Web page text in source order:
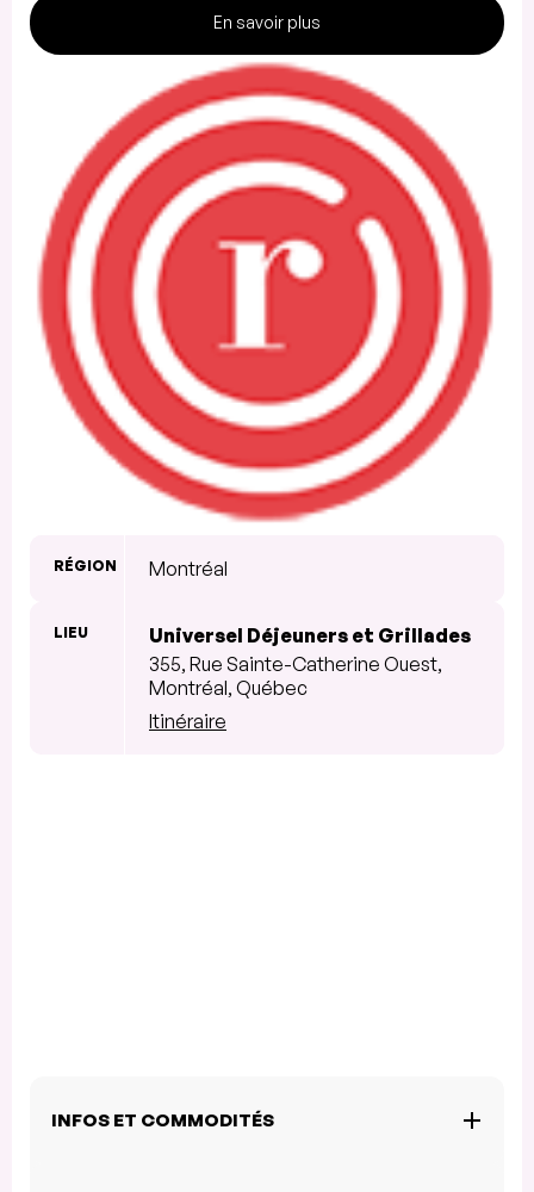
En savoir plus
RÉGION Montréal
LIEU
Universel Déjeuners et Grillades
355, Rue Sainte-Catherine Ouest,
Montréal, Québec
Itinéraire
INFOS ET COMMODITÉS